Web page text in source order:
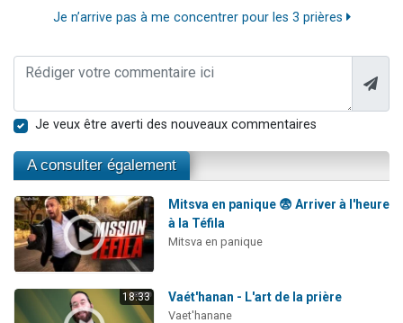
Je n’arrive pas à me concentrer pour les 3 prières
Je veux être averti des nouveaux commentaires
A consulter également
Mitsva en panique 😨 Arriver à l'heure
à la Téfila
Mitsva en panique
18:33 Vaét'hanan - L'art de la prière
Vaet'hanane